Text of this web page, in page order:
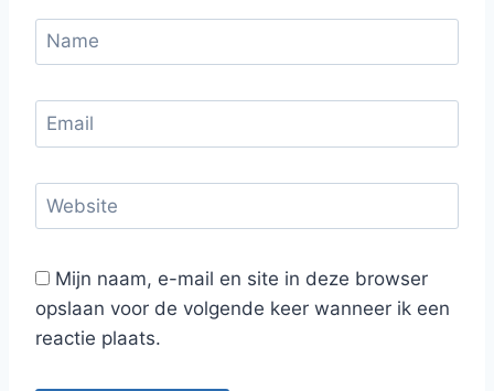
Mijn naam, e-mail en site in deze browser
opslaan voor de volgende keer wanneer ik een
reactie plaats.